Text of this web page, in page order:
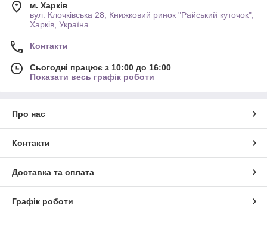
м. Харків
вул. Клочківська 28, Книжковий ринок "Райський куточок",
Харків, Україна
Контакти
Сьогодні працює з 10:00 до 16:00
Показати весь графік роботи
Про нас
Контакти
Доставка та оплата
Графік роботи